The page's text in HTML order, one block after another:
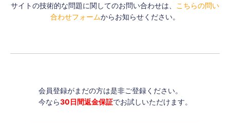
サイトの技術的な問題に関してのお問い合わせは、
こちらの問い
合わせフォームからお知らせください。
会員登録がまだの方は是非ご登録ください。
今なら30日間返金保証でお試しいただけます。